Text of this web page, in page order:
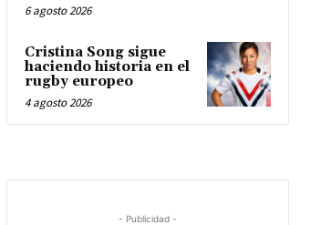
6 agosto 2026
Cristina Song sigue
haciendo historia en el
rugby europeo
4 agosto 2026
- Publicidad -